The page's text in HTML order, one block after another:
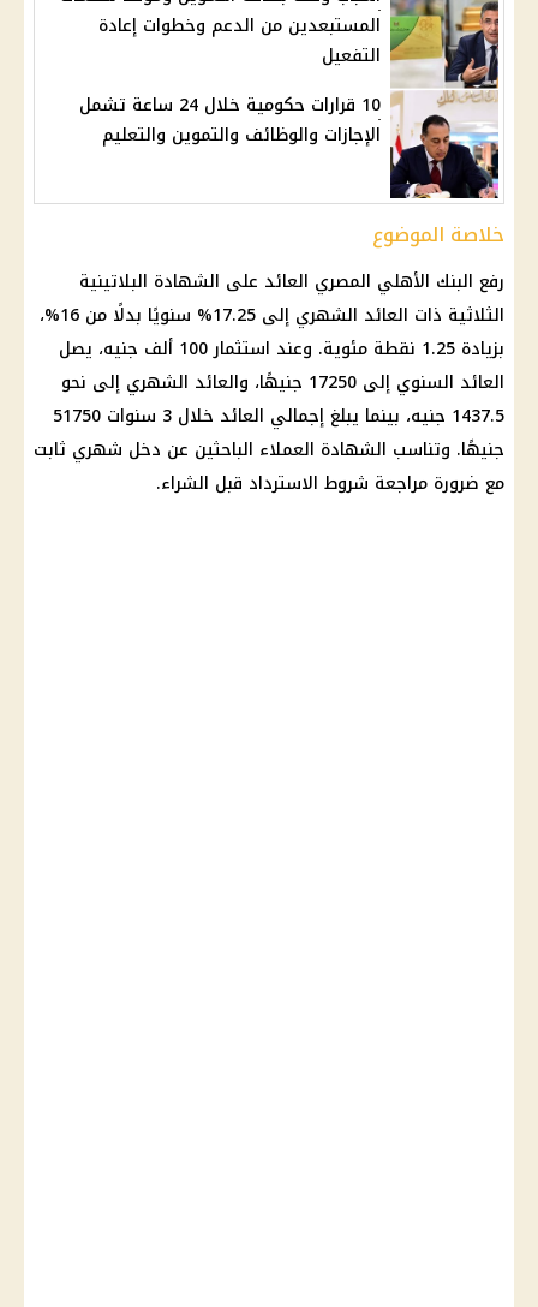
المستبعدين من الدعم وخطوات إعادة
التفعيل
10 قرارات حكومية خلال 24 ساعة تشمل
الإجازات والوظائف والتموين والتعليم
خلاصة الموضوع
رفع البنك الأهلي المصري العائد على الشهادة البلاتينية
الثلاثية ذات العائد الشهري
إلى 17.25% سنويًا بدلًا من 16%،
بزيادة 1.25 نقطة مئوية. وعند
استثمار
100 ألف جنيه، يصل
العائد السنوي إلى 17250 جنيهًا، والعائد الشهري إلى نحو
1437.5 جنيه، بينما يبلغ إجمالي العائد خلال 3 سنوات 51750
جنيهًا. وتناسب الشهادة العملاء الباحثين عن دخل شهري ثابت
مع ضرورة مراجعة شروط الاسترداد قبل الشراء.